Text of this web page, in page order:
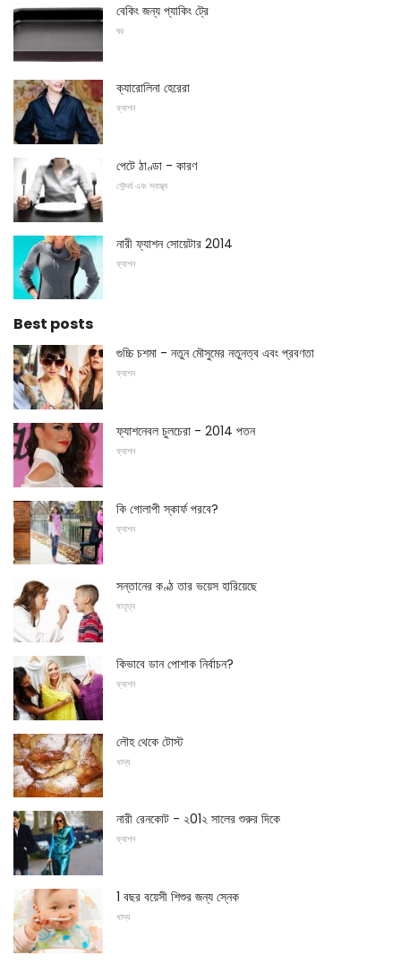
বেকিং জন্য প্যাকিং ট্রে
ঘর
ক্যারোলিনা হেরেরা
ফ্যাশন
পেটে ঠাণ্ডা - কারণ
সৌন্দর্য এবং স্বাস্থ্য
নারী ফ্যাশন সোয়েটার 2014
ফ্যাশন
Best posts
গুচ্চি চশমা - নতুন মৌসুমের নতুনত্ব এবং প্রবণতা
ফ্যাশন
ফ্যাশনেবল চুলচেরা - 2014 পতন
ফ্যাশন
কি গোলাপী স্কার্ফ পরবে?
ফ্যাশন
সন্তানের কণ্ঠ তার ভয়েস হারিয়েছে
মাতৃত্ব
কিভাবে ডান পোশাক নির্বাচন?
ফ্যাশন
লৌহ থেকে টোস্ট
খাদ্য
নারী রেনকোট - ২01২ সালের শুরুর দিকে
ফ্যাশন
1 বছর বয়েসী শিশুর জন্য স্নেক
খাদ্য